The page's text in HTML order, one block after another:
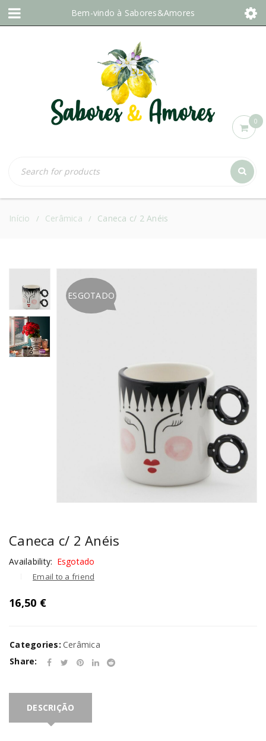
Bem-vindo à Sabores&Amores
0
Início / Cerâmica / Caneca c/ 2 Anéis
ESGOTADO
Caneca c/ 2 Anéis
Availability: Esgotado
Email to a friend
16,50 €
Categories: Cerâmica
Share:
DESCRIÇÃO